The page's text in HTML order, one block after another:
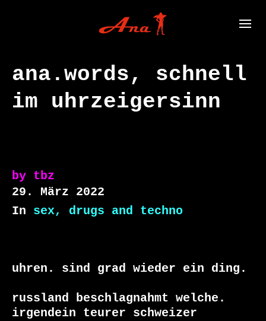
ana.words, schnell
im uhrzeigersinn
by tbz
29. März 2022
In sex, drugs and techno
uhren. sind grad wieder ein ding.
russland beschlagnahmt welche.
irgendein teurer schweizer